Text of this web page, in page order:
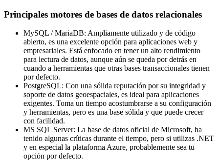
Principales motores de bases de datos relacionales
MySQL / MariaDB: Ampliamente utilizado y de código
abierto, es una excelente opción para aplicaciones web y
empresariales. Está enfocado en tener un alto rendimiento
para lectura de datos, aunque aún se queda por detrás en
cuando a herramientas que otras bases transaccionales tienen
por defecto.
PostgreSQL: Con una sólida reputación por su integridad y
soporte de datos geoespaciales, es ideal para aplicaciones
exigentes. Toma un tiempo acostumbrarse a su configuración
y herramientas, pero es una base sólida y que puede crecer
con facilidad.
MS SQL Server: La base de datos oficial de Microsoft, ha
tenido algunas críticas durante el tiempo, pero si utilizas .NET
y en especial la plataforma Azure, probablemente sea tu
opción por defecto.